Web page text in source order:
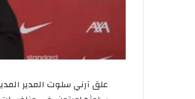
علقآرنيسلوت المدير